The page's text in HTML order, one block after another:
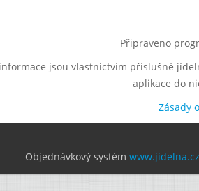
Připraveno
jsou vlastnictvím příslušné
aplikace do
Zásady
Objednávkový systém www.jidelna.cz